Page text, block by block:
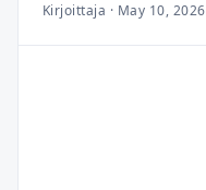
Kirjoittaja · May 10, 2026